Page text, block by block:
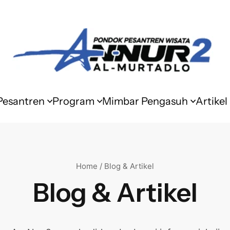
Program Mimbar Pengasuh Artikel
Home / Blog & Artikel
Blog & Artikel